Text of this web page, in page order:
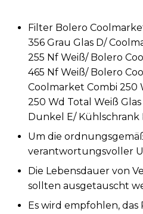
Filter Bolero
356 Grau Glas D/
255 Nf Weiß/ Bolero
465 Nf Weiß/ Bolero
Coolmarket Combi 250
250 Wd Total Weiß
Dunkel E/ Kühlschrank
Um die
verantwortungsvoller
Die Lebensdauer von
sollten ausgetauscht
Es wird empfohlen,